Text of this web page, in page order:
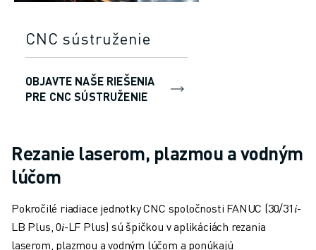
CNC sústruženie
OBJAVTE NAŠE RIEŠENIA
PRE CNC SÚSTRUŽENIE
Rezanie laserom, plazmou a vodným
lúčom
Pokročilé riadiace jednotky CNC spoločnosti FANUC (30/31𝑖-
LB Plus, 0𝑖-LF Plus) sú špičkou v aplikáciách rezania
laserom, plazmou a vodným lúčom a ponúkajú